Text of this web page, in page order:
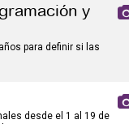
y
para definir si las
desde el 1 al 19 de